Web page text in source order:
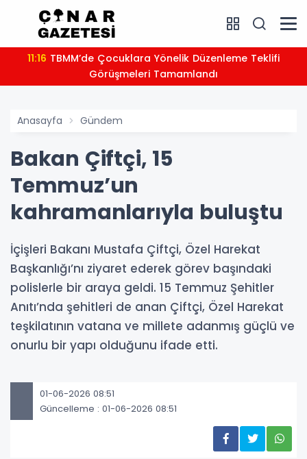
11:16
Görüşmeleri Tamamlandı
Anasayfa Gündem
Bakan Çiftçi, 15
Temmuz’un
kahramanlarıyla buluştu
İçişleri Bakanı Mustafa Çiftçi, Özel Harekat
Başkanlığı’nı ziyaret ederek görev başındaki
polislerle bir araya geldi. 15 Temmuz Şehitler
Anıtı’nda şehitleri de anan Çiftçi, Özel Harekat
teşkilatının vatana ve millete adanmış güçlü ve
onurlu bir yapı olduğunu ifade etti.
01-06-2026 08:51
Güncelleme : 01-06-2026 08:51